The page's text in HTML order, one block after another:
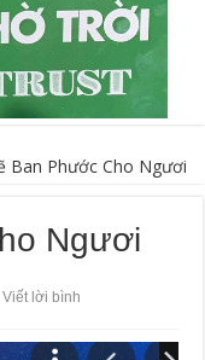
Ban Phước Cho Ngươi
Ngươi
Viết lời bình